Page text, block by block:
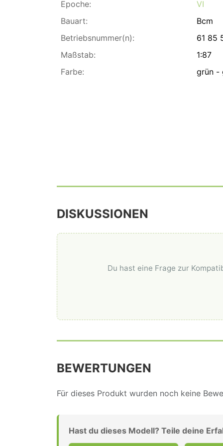
Epoche:
VI
Bauart:
Bcm
Betriebsnummer(n):
61 85
Maßstab:
1:87
Farbe:
grün -
DISKUSSIONEN
Du hast eine Frage zur
BEWERTUNGEN
Für dieses Produkt wurden noch keine
Hast du dieses Modell? Teile deine